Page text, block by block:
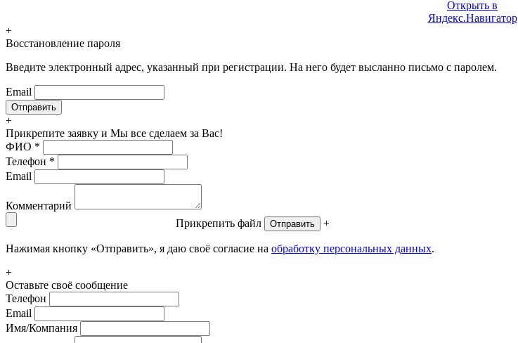
Открыть в
Яндекс.Навигатор
+
Восстановление пароля
Введите электронный адрес, указанный при регистрации. На него будет высланно письмо с паролем.
Email
+
Прикрепите заявку и Мы все сделаем за Вас!
ФИО *
Телефон *
Email
Комментарий
Прикрепить файл
Отправить +
Нажимая кнопку «Отправить», я даю своё согласие на обработку персональных данных.
+
Оставьте своё сообщение
Телефон
Email
Имя/Компания